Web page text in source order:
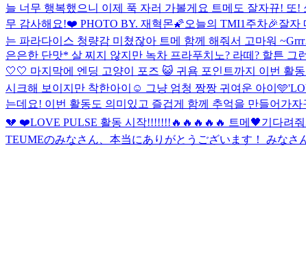
늘 너무 행복했으니 이제 푹 자러 가볼게요 트메도 잘자뀨! 또!
무 감사해요!❤️ PHOTO BY. 재혁몬🌠오늘의 TMI1주차🎉잘자
는 파라다이스 청량감 미쳤잖아 트메 함께 해줘서 고마워 ~
은은한 단맛* 살 찌지 않지만 녹차 프라푸치노? 라떼? 할튼 그
🤍🤍 마지막에 엔딩 고양이 포즈 😺 귀욤 포인트까지 이번 활
시크해 보이지만 착한아이☺️ 그냥 엄청 짱짱 귀여운 아이🩵
는데요! 이번 활동도 의미있고 즐겁게 함께 추억을 만들어가
💔 ❤️LOVE PULSE 활동 시작!!!!!!!🔥🔥🔥🔥🔥 트메🖤기다려
TEUMEのみなさん、本当にありがとうございます！ みなさ